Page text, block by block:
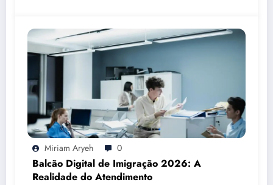
Miriam Aryeh 0
Balcão Digital de Imigração 2026: A
Realidade do Atendimento